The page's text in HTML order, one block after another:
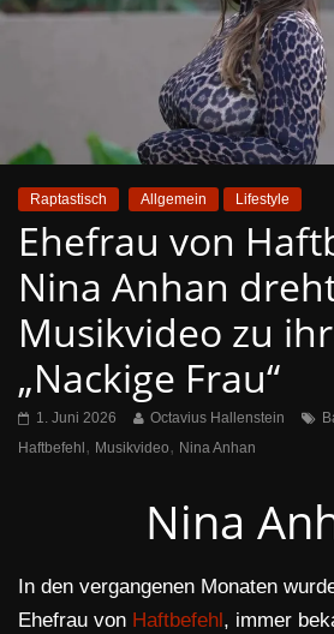
Raptastisch Allgemein Lifestyle
Ehefrau von
Nina Anhan
Musikvideo zu
„Nackige Frau“
1. Juni 2026 Octavius Hallenstein
Haftbefehl , Musikvideo, Nina Anhan
Nina
In den vergangenen Monaten
Ehefrau von Haftbefehl , immer